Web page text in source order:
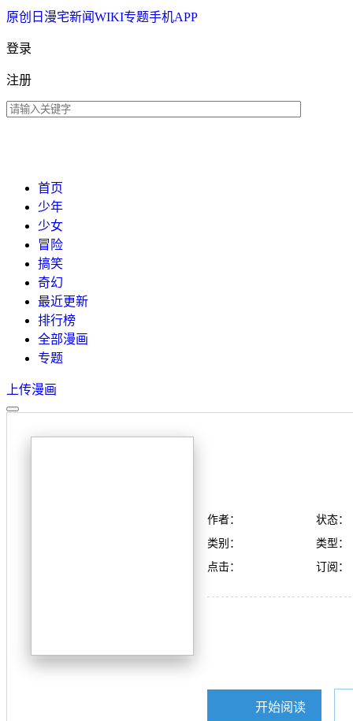
原创 日漫宅新闻WIKI专题手机APP
登录
注册
首页
少年
少女
冒险
搞笑
奇幻
最近更新
排行榜
全部漫画
专题
上传漫画
作者：
状态：
类别：
类型：
点击：
订阅：
开始阅读